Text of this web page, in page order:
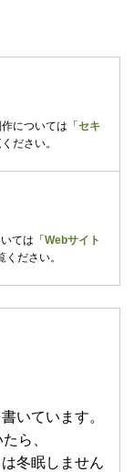
については 「 セキ
ださい。
ては 「 Webサイト
ださい。
いています。
ら、
冬眠しません